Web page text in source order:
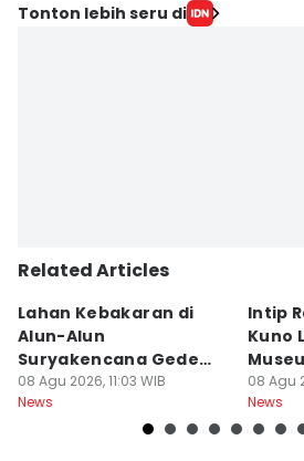
Editor
Tonton lebih seru di
Related Articles
Lahan Kebakaran di
Alun-Alun
Suryakencana Gede
Pangrango Capai 1
Hektare
08 Agu 2026, 11:03 WIB
News
Intip
Kuno
08 Agu
News